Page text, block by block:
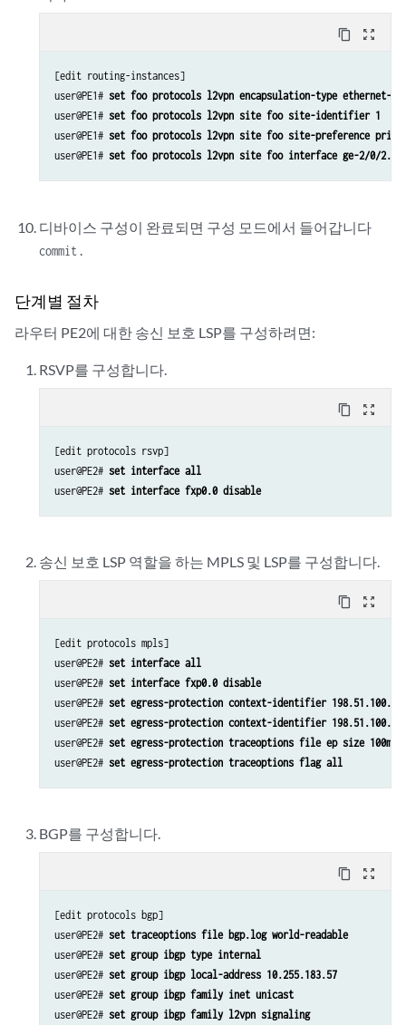
content_copy zoom_out_map
[edit routing-instances]
user@PE1# set foo protocols l2vpn encapsulation-type ethernet-
user@PE1# set foo protocols l2vpn site foo site-identifier 1
user@PE1# set foo protocols l2vpn site foo site-preference
user@PE1# set foo protocols l2vpn site foo interface ge-2/0/2.0
디바이스 구성이 완료되면 구성 모드에서 들어갑니다
commit
단계별 절차
라우터 PE2에 대한 송신 보호 LSP를 구성하려면:
RSVP를 구성합니다.
content_copy zoom_out_map
[edit protocols rsvp]
user@PE2# set interface all
user@PE2# set interface fxp0.0 disable
송신 보호 LSP 역할을 하는 MPLS 및 LSP를 구성합니다.
content_copy zoom_out_map
[edit protocols mpls]
user@PE2# set interface all
user@PE2# set interface fxp0.0 disable
user@PE2# set egress-protection context-identifier 198.51.100.3
user@PE2# set egress-protection context-identifier 198.51.100.3
user@PE2# set egress-protection traceoptions file ep size 100m
user@PE2# set egress-protection traceoptions flag all
BGP를 구성합니다.
content_copy zoom_out_map
[edit protocols bgp]
user@PE2# set traceoptions file bgp.log world-readable
user@PE2# set group ibgp type internal
user@PE2# set group ibgp local-address 10.255.183.57
user@PE2# set group ibgp family inet unicast
user@PE2# set group ibgp family l2vpn signaling